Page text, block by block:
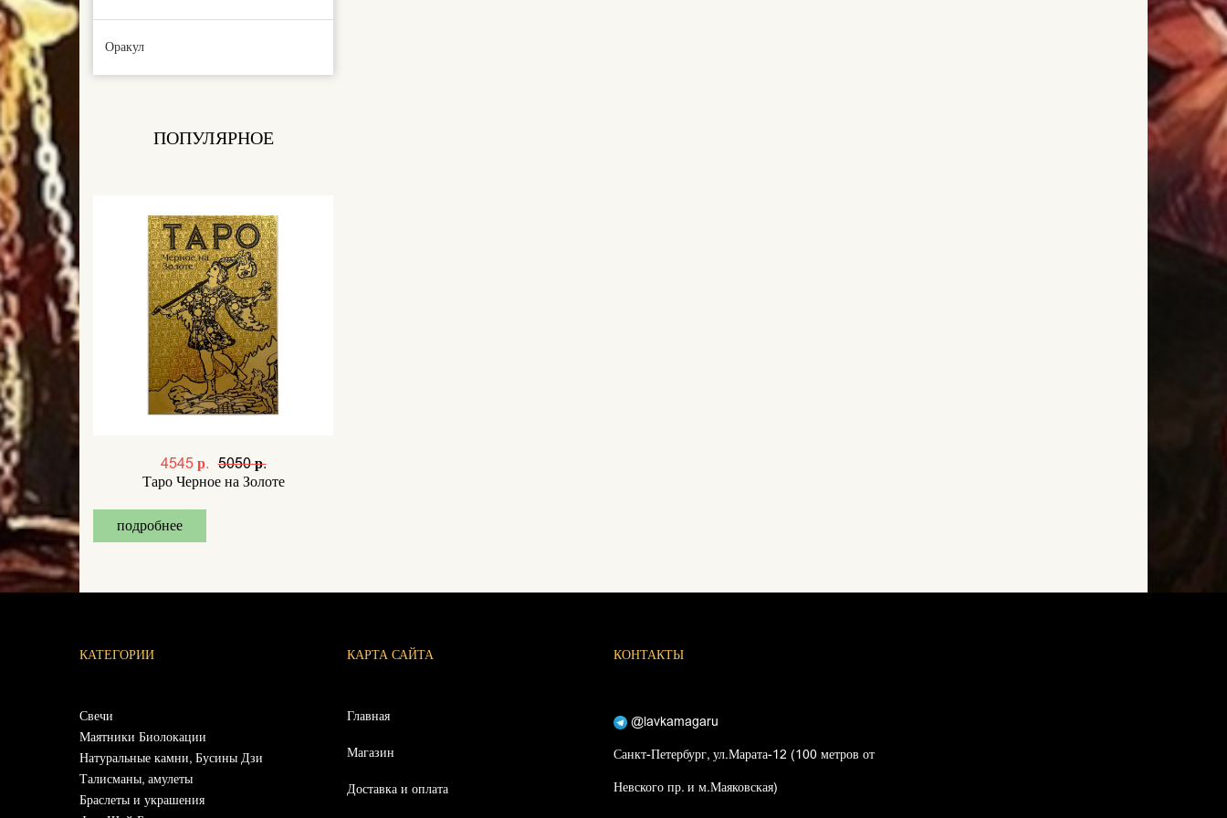
Оракул
ПОПУЛЯРНОЕ
4545 р. 5050 р.
Таро Черное на Золоте
подробнее
КАТЕГОРИИ
Свечи
Маятники Биолокации
Натуральные камни, Бусины Дзи
Талисманы, амулеты
Браслеты и украшения
КАРТА САЙТА
Главная
Магазин
Доставка и оплата
КОНТАКТЫ
@lavkamagaru
Санкт-Петербург, ул.Марата-12 (100 метров от
Невского пр. и м.Маяковская)